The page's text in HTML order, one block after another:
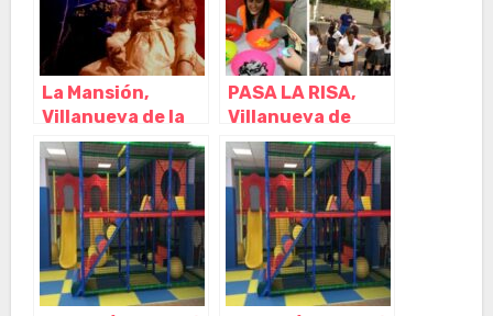
La Mansión,
Villanueva de la
Cañada – Madrid
PASA LA RISA,
Villanueva de
Perales – Madrid